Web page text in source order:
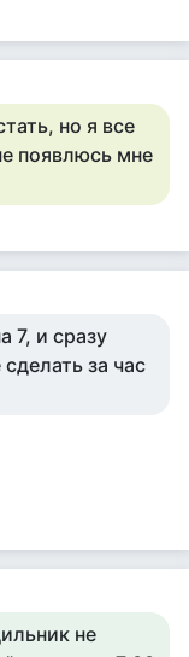
но я все
появлюсь мне
7, и сразу
за час
не